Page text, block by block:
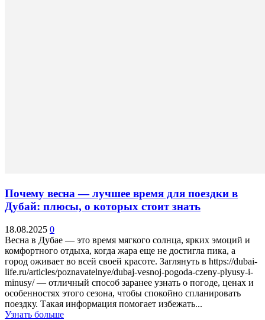
Почему весна — лучшее время для поездки в
Дубай: плюсы, о которых стоит знать
18.08.2025 0
Весна в Дубае — это время мягкого солнца, ярких эмоций и
комфортного отдыха, когда жара еще не достигла пика, а
город оживает во всей своей красоте. Заглянуть в https://dubai-
life.ru/articles/poznavatelnye/dubaj-vesnoj-pogoda-czeny-plyusy-i-
minusy/ — отличный способ заранее узнать о погоде, ценах и
особенностях этого сезона, чтобы спокойно спланировать
поездку. Такая информация помогает избежать...
Узнать больше